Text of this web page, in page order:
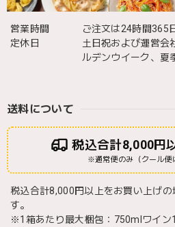
営業時間
ご注文は24時間365
定休日
土日祝および運営会
ルデンウイーク、夏
送料について
税込合計8,000円
※通常便のみ（クール便
税込合計8,000円以上をお買い上げ
す。
※1箱あたり最大梱包：750mlワイン